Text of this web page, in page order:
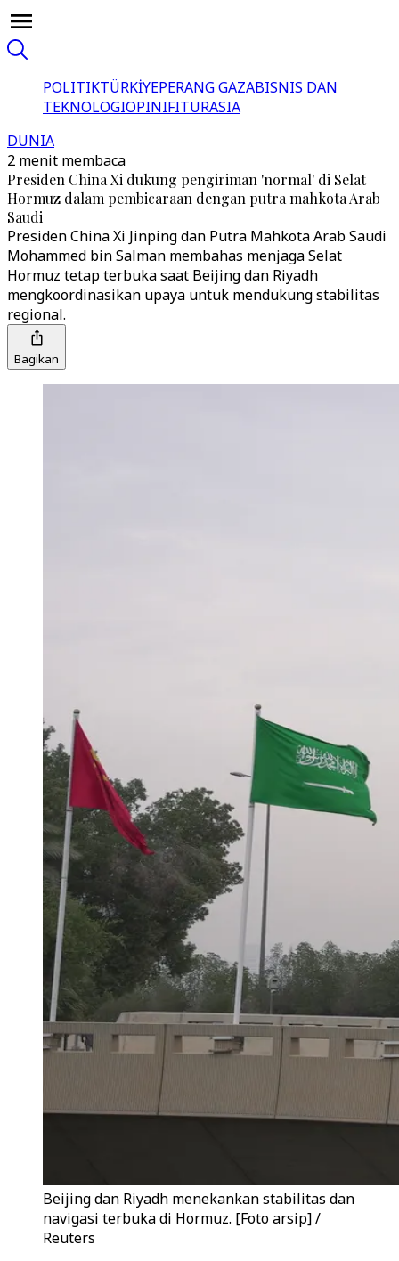
POLITIKTÜRKİYEPERANG GAZABISNIS DAN
TEKNOLOGIOPINIFITURASIA
DUNIA
2 menit membaca
Presiden China Xi dukung pengiriman 'normal' di Selat
Hormuz dalam pembicaraan dengan putra mahkota Arab
Saudi
Presiden China Xi Jinping dan Putra Mahkota Arab Saudi
Mohammed bin Salman membahas menjaga Selat
Hormuz tetap terbuka saat Beijing dan Riyadh
mengkoordinasikan upaya untuk mendukung stabilitas
regional.
Bagikan
Beijing dan Riyadh menekankan stabilitas dan
navigasi terbuka di Hormuz. [Foto arsip] /
Reuters